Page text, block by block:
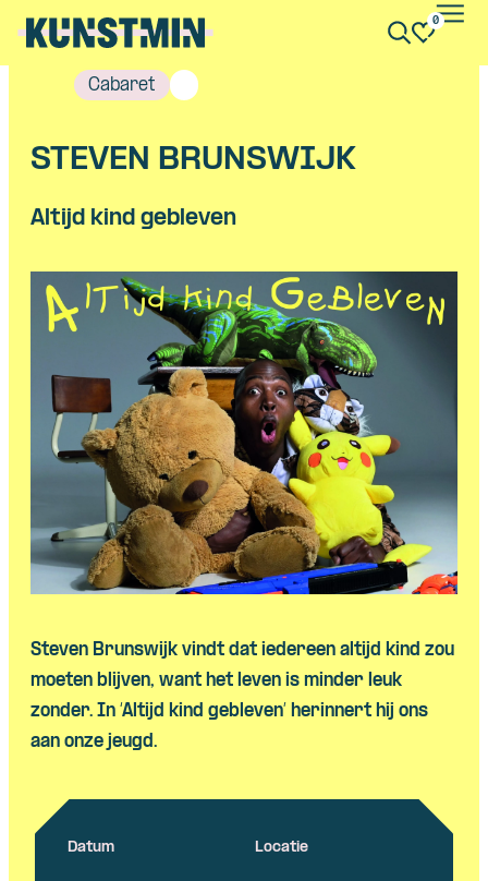
Skip navigatie
0
Cabaret
STEVEN BRUNSWIJK
Altijd kind gebleven
Steven Brunswijk vindt dat iedereen altijd kind zou
moeten blijven, want het leven is minder leuk
zonder. In ‘Altijd kind gebleven’ herinnert hij ons
aan onze jeugd.
Datum Locatie